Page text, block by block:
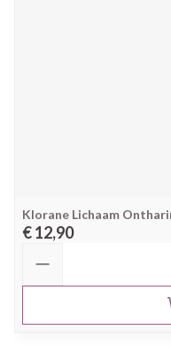
Klorane Lichaam
€ 12,90